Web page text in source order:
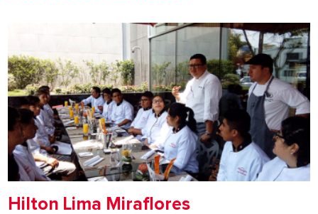
Hilton Lima Miraflores